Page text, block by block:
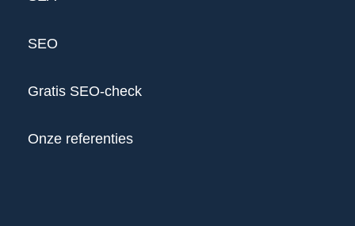
SEO
Gratis SEO-check
Onze referenties